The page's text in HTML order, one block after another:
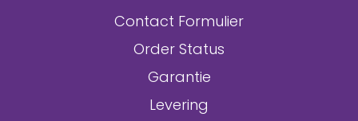
Contact Formulier
Order Status
Garantie
Levering